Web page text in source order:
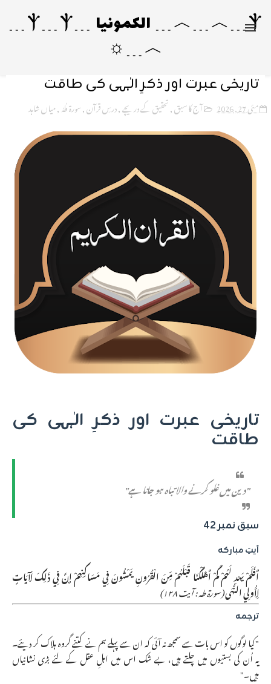
Ⲯ﹍︿﹍︿﹍ الکمونیا ﹍Ⲯ﹍Ⲯ﹍
︿﹍☼
تاریخی عبرت اور ذکرِ الٰہی کی طاقت
مئی 27, 2026 آج کا سبق,تحقیق کے دریچے,درسِ قرآن,سورۃ طٰہٰ,میاں شاہد
تاریخی عبرت اور ذکرِ الٰہی کی
طاقت
"دین میں غلو کرنے والا تباہ ہو جاتا ہے"
سبق نمبر 42
آیتِ مبارکہ
أَفَلَمْ يَهْدِ لَهُمْ كَمْ أَهْلَكْنَا قَبْلَهُمْ مِّنَ الْقُرُونِ يَمْشُونَ فِي مَسَاكِنِهِمْ إِنَّ فِي ذَلِكَ لَآيَاتٍ
لِأُولِي النُّهَى(سورة طه : آیت ۱۲۸)
ترجمہ
"کیا لوگوں کو اس بات سے سمجھ نہ آئی کہ ان سے پہلے ہم نے کتنے گروہ ہلاک کر دیئے۔
یہ اُن کی بستیوں میں چلتے ہیں، بے شک اس میں اہلِ عقل کے لئے بڑی نشانیاں
ہیں۔"